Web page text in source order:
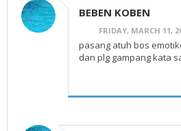
BEBEN KOBEN
FRIDAY, MARCH 11,
pasang atuh bos
dan plg gampang kata